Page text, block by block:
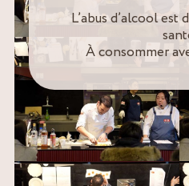
L’abus d’alcool est
À consommer